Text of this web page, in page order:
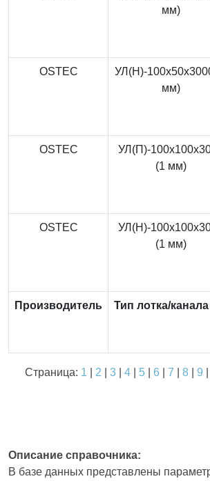
мм)
OSTEC
УЛ(Н)-
мм)
OSTEC
УЛ(П)-
(1 мм)
OSTEC
УЛ(Н)-
(1 мм)
Производитель Тип лотка/канала
Страница: 1 2 3| 4| 5| 6 7 8| 9
Описание справочника:
В базе данных представлены